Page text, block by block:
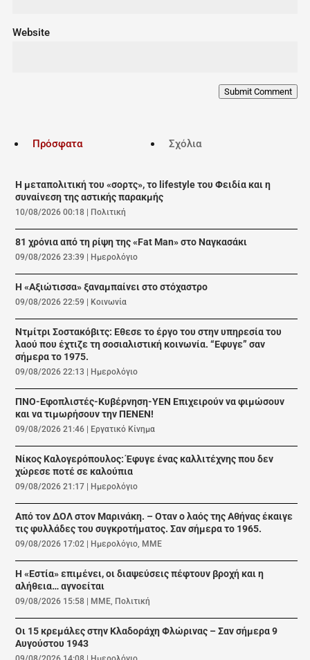
Website
Submit Comment
Πρόσφατα Σχόλια
Η μεταπολιτική του «σορτς», το lifestyle του Φειδία και η
συναίνεση της αστικής παρακμής
10/08/2026 00:18 Πολιτική
81 χρόνια από τη ρίψη της «Fat Man» στο Ναγκασάκι
09/08/2026 23:39 Ημερολόγιο
Η «Αξιώτισσα» ξαναμπαίνει στο στόχαστρο
09/08/2026 22:59 Κοινωνία
Ντμίτρι Σοστακόβιτς: Εθεσε το έργο του στην υπηρεσία του
λαού που έχτιζε τη σοσιαλιστική κοινωνία. “Εφυγε” σαν
σήμερα το 1975.
09/08/2026 22:13 Ημερολόγιο
ΠΝΟ-Εφοπλιστές-Κυβέρνηση-ΥΕΝ Επιχειρούν να φιμώσουν
και να τιμωρήσουν την ΠΕΝΕΝ!
09/08/2026 21:46 Εργατικό Κίνημα
Νίκος Καλογερόπουλος: Έφυγε ένας καλλιτέχνης που δεν
χώρεσε ποτέ σε καλούπια
09/08/2026 21:17 Ημερολόγιο
Από τον ΔΟΛ στον Μαρινάκη. – Οταν ο λαός της Αθήνας έκαιγε
τις φυλλάδες του συγκροτήματος. Σαν σήμερα το 1965.
09/08/2026 17:02 Ημερολόγιο, ΜΜΕ
Η «Εστία» επιμένει, οι διαψεύσεις πέφτουν βροχή και η
αλήθεια… αγνοείται
09/08/2026 15:58 ΜΜΕ, Πολιτική
Οι 15 κρεμάλες στην Κλαδοράχη Φλώρινας – Σαν σήμερα 9
Αυγούστου 1943